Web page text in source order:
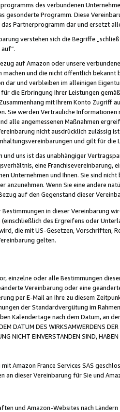
des verbundenen
gesonderte Programm. Diese
das Partnerprogramm dar und ersetzt
verstehen sich die Begriffe
auf Amazon oder unsere
und die nicht öffentlich
dar und verbleiben im alleinigen
die Erbringung Ihrer Leistungen
mit Ihrem Konto
Sie werden Vertrauliche
alle angemessenen Maßnahmen
nicht ausdrücklich zulässig
und gilt für die
und uns ist das unabhängiger
eine Franchisevereinbarung,
Unternehmen und Ihnen. Sie sind
anzunehmen. Wenn Sie eine andere
auf den Gegenstand dieser
in dieser Vereinbarung
des Ergreifens oder
die mit US-Gesetzen, Vorschriften,
gelten.
einzelne oder alle Bestimmungen
Vereinbarung oder eine
per E-Mail an Ihre zu diesem
der Standardvergütung im
Kalendertage nach dem Datum, an
DATUM DES WIRKSAMWERDENS
NICHT EINVERSTANDEN SIND,
Amazon France Services SAS
an dieser Vereinbarung für Sie und
und Amazon-Websites nach Ländern